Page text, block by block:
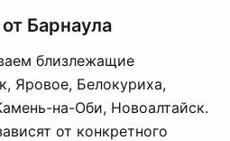
Барнаула
близлежащие
Яровое, Белокуриха,
на-Оби, Новоалтайск.
от конкретного